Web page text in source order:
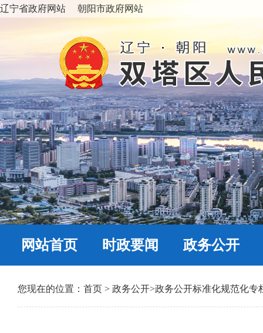
辽宁省政府网站 朝阳市政府网站
网站首页 时政要闻 政务公开
您现在的位置： 首页 > 政务公开>政务公开标准化规范化专